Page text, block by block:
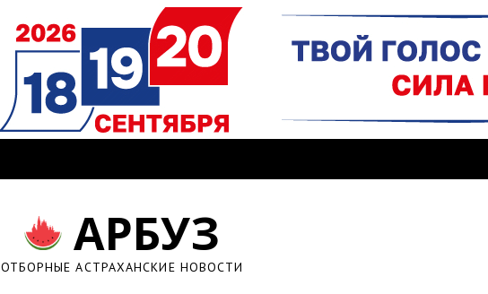
АРБУЗ
ОТБОРНЫЕ АСТРАХАНСКИЕ НОВОСТИ